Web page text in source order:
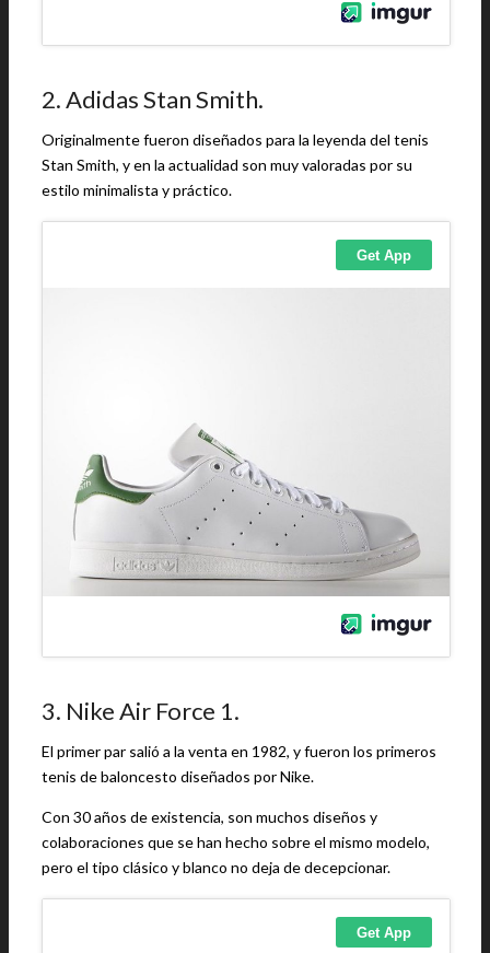
2. Adidas Stan Smith.
Originalmente fueron diseñados para la leyenda del tenis
Stan Smith, y en la actualidad son muy valoradas por su
estilo minimalista y práctico.
3. Nike Air Force 1.
El primer par salió a la venta en 1982, y fueron los primeros
tenis de baloncesto diseñados por Nike.
Con 30 años de existencia, son muchos diseños y
colaboraciones que se han hecho sobre el mismo modelo,
pero el tipo clásico y blanco no deja de decepcionar.